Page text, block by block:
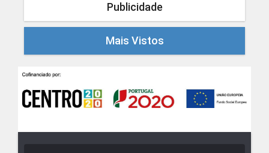
Publicidade
Mais Vistos